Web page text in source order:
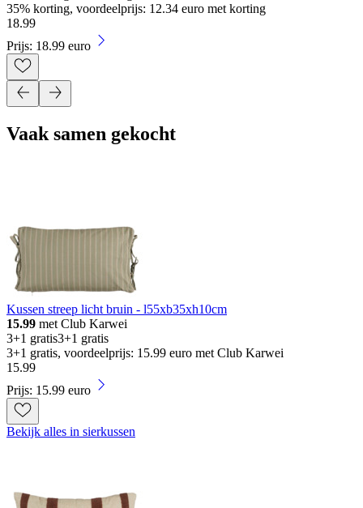
35% korting, voordeelprijs: 12.34 euro met korting
18.99
Prijs: 18.99 euro
Vaak samen gekocht
Kussen streep licht bruin - l55xb35xh10cm
15.99 met Club Karwei
3+1 gratis3+1 gratis
3+1 gratis, voordeelprijs: 15.99 euro met Club Karwei
15.99
Prijs: 15.99 euro
Bekijk alles in sierkussen